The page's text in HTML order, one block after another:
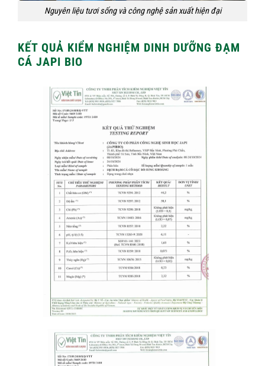
Nguyên liệu tươi sống và công nghệ sản xuất hiện đại
KẾT QUẢ KIỂM NGHIỆM DINH DƯỠNG ĐẠM
CÁ JAPI BIO